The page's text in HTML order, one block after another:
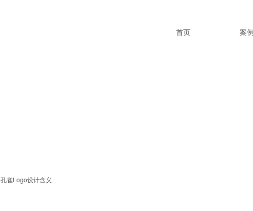
首页 案例
孔雀Logo设计含义